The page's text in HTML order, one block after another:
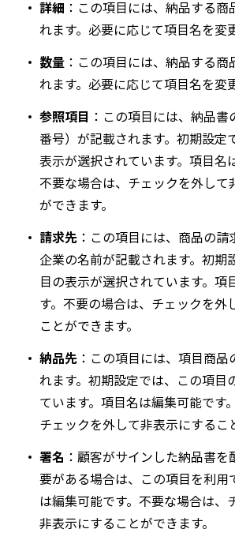
詳細 ：この項目には、納品する商
れます。必要に応じて項目名を変
数量 ：この項目には、納品する商
れます。必要に応じて項目名を変
参照項目 ：この項目には、納品
番号）が記載されます。初期設定
表示が選択されています。項目名
不要な場合は、チェックを外して
ができます。
請求先 ：この項目には、商品の
企業の名前が記載されます。初期
目の表示が選択されています。項
す。不要の場合は、チェックを外
ことができます。
納品先 ：この項目には、項目商
れます。初期設定では、この項目
ています。項目名は編集可能です
チェックを外して非表示にするこ
署名 ：顧客がサインした納品書
要がある場合は、この項目を利用
は編集可能です。不要な場合は、
非表示にすることができます。